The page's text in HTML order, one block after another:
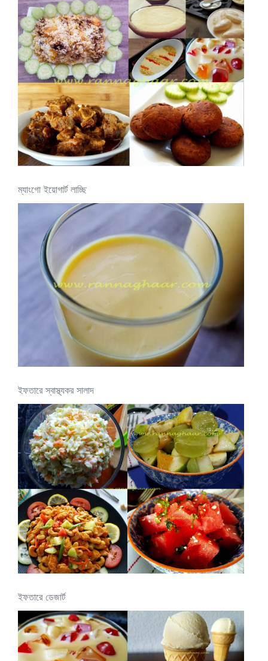
ম্যাংগো ইয়োগার্ট লাচ্ছি
ইফতারে স্বাস্থ্যকর সালাদ
ইফতারে ডেজার্ট